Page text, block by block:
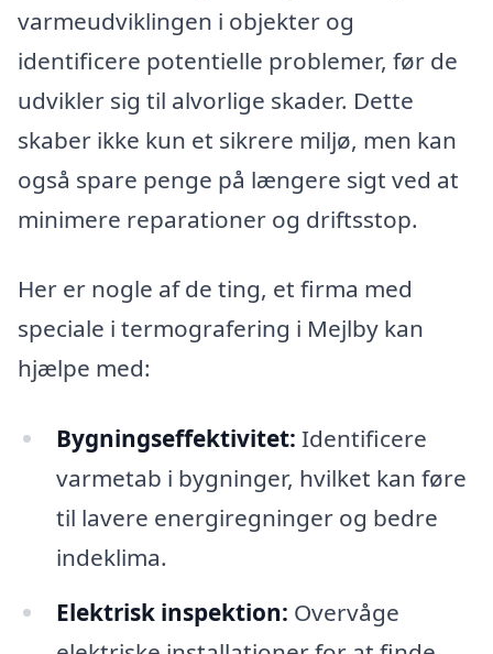
varmeudviklingen i objekter og
identificere potentielle problemer, før de
udvikler sig til alvorlige skader. Dette
skaber ikke kun et sikrere miljø, men kan
også spare penge på længere sigt ved at
minimere reparationer og driftsstop.
Her er nogle af de ting, et firma med
speciale i termografering i Mejlby kan
hjælpe med:
Bygningseffektivitet: Identificere
varmetab i bygninger, hvilket kan føre
til lavere energiregninger og bedre
indeklima.
Elektrisk inspektion: Overvåge